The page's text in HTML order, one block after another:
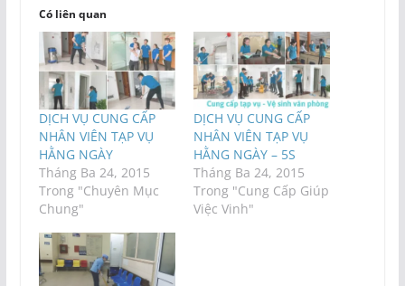
Có liên quan
DỊCH VỤ CUNG CẤP
NHÂN VIÊN TẠP VỤ
HẰNG NGÀY
Tháng Ba 24, 2015
Trong "Chuyên Mục
Chung"
DỊCH VỤ CUNG CẤP
NHÂN VIÊN TẠP VỤ
HẰNG NGÀY – 5S
Tháng Ba 24, 2015
Trong "Cung Cấp Giúp
Việc Vinh"